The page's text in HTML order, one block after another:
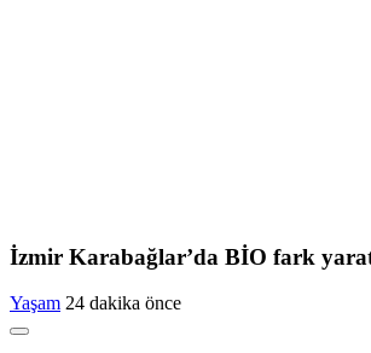
İzmir Karabağlar’da BİO fark
Yaşam 24 dakika önce